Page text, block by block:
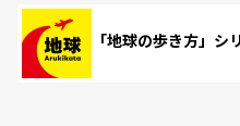
「地球の歩き方」シ